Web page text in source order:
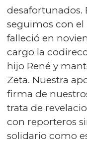
desafortunados.
seguimos con el
falleció en
cargo la
hijo René y
Zeta. Nuestra
firma de
trata de
con reporteros
solidario como